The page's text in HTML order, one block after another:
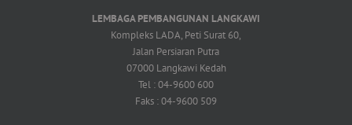
LEMBAGA PEMBANGUNAN LANGKAWI
Kompleks LADA, Peti Surat 60,
Jalan Persiaran Putra
07000 Langkawi Kedah
Tel : 04-9600 600
Faks : 04-9600 509